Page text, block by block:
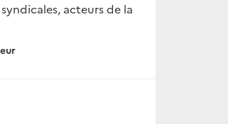
acteurs de la